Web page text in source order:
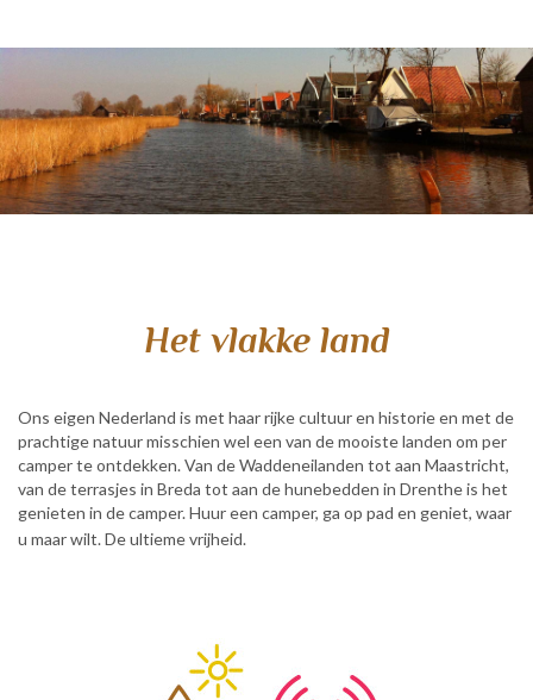
Het vlakke land
Ons eigen Nederland is met haar rijke cultuur en historie en met de
prachtige natuur misschien wel een van de mooiste landen om per
camper te ontdekken. Van de Waddeneilanden tot aan Maastricht,
van de terrasjes in Breda tot aan de hunebedden in Drenthe is het
genieten in de camper. Huur een camper, ga op pad en geniet, waar
u maar wilt. De ultieme vrijheid.